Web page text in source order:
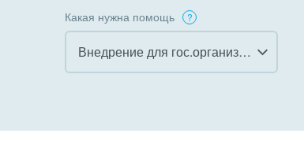
Какая нужна помощь
Внедрение для гос.организаций